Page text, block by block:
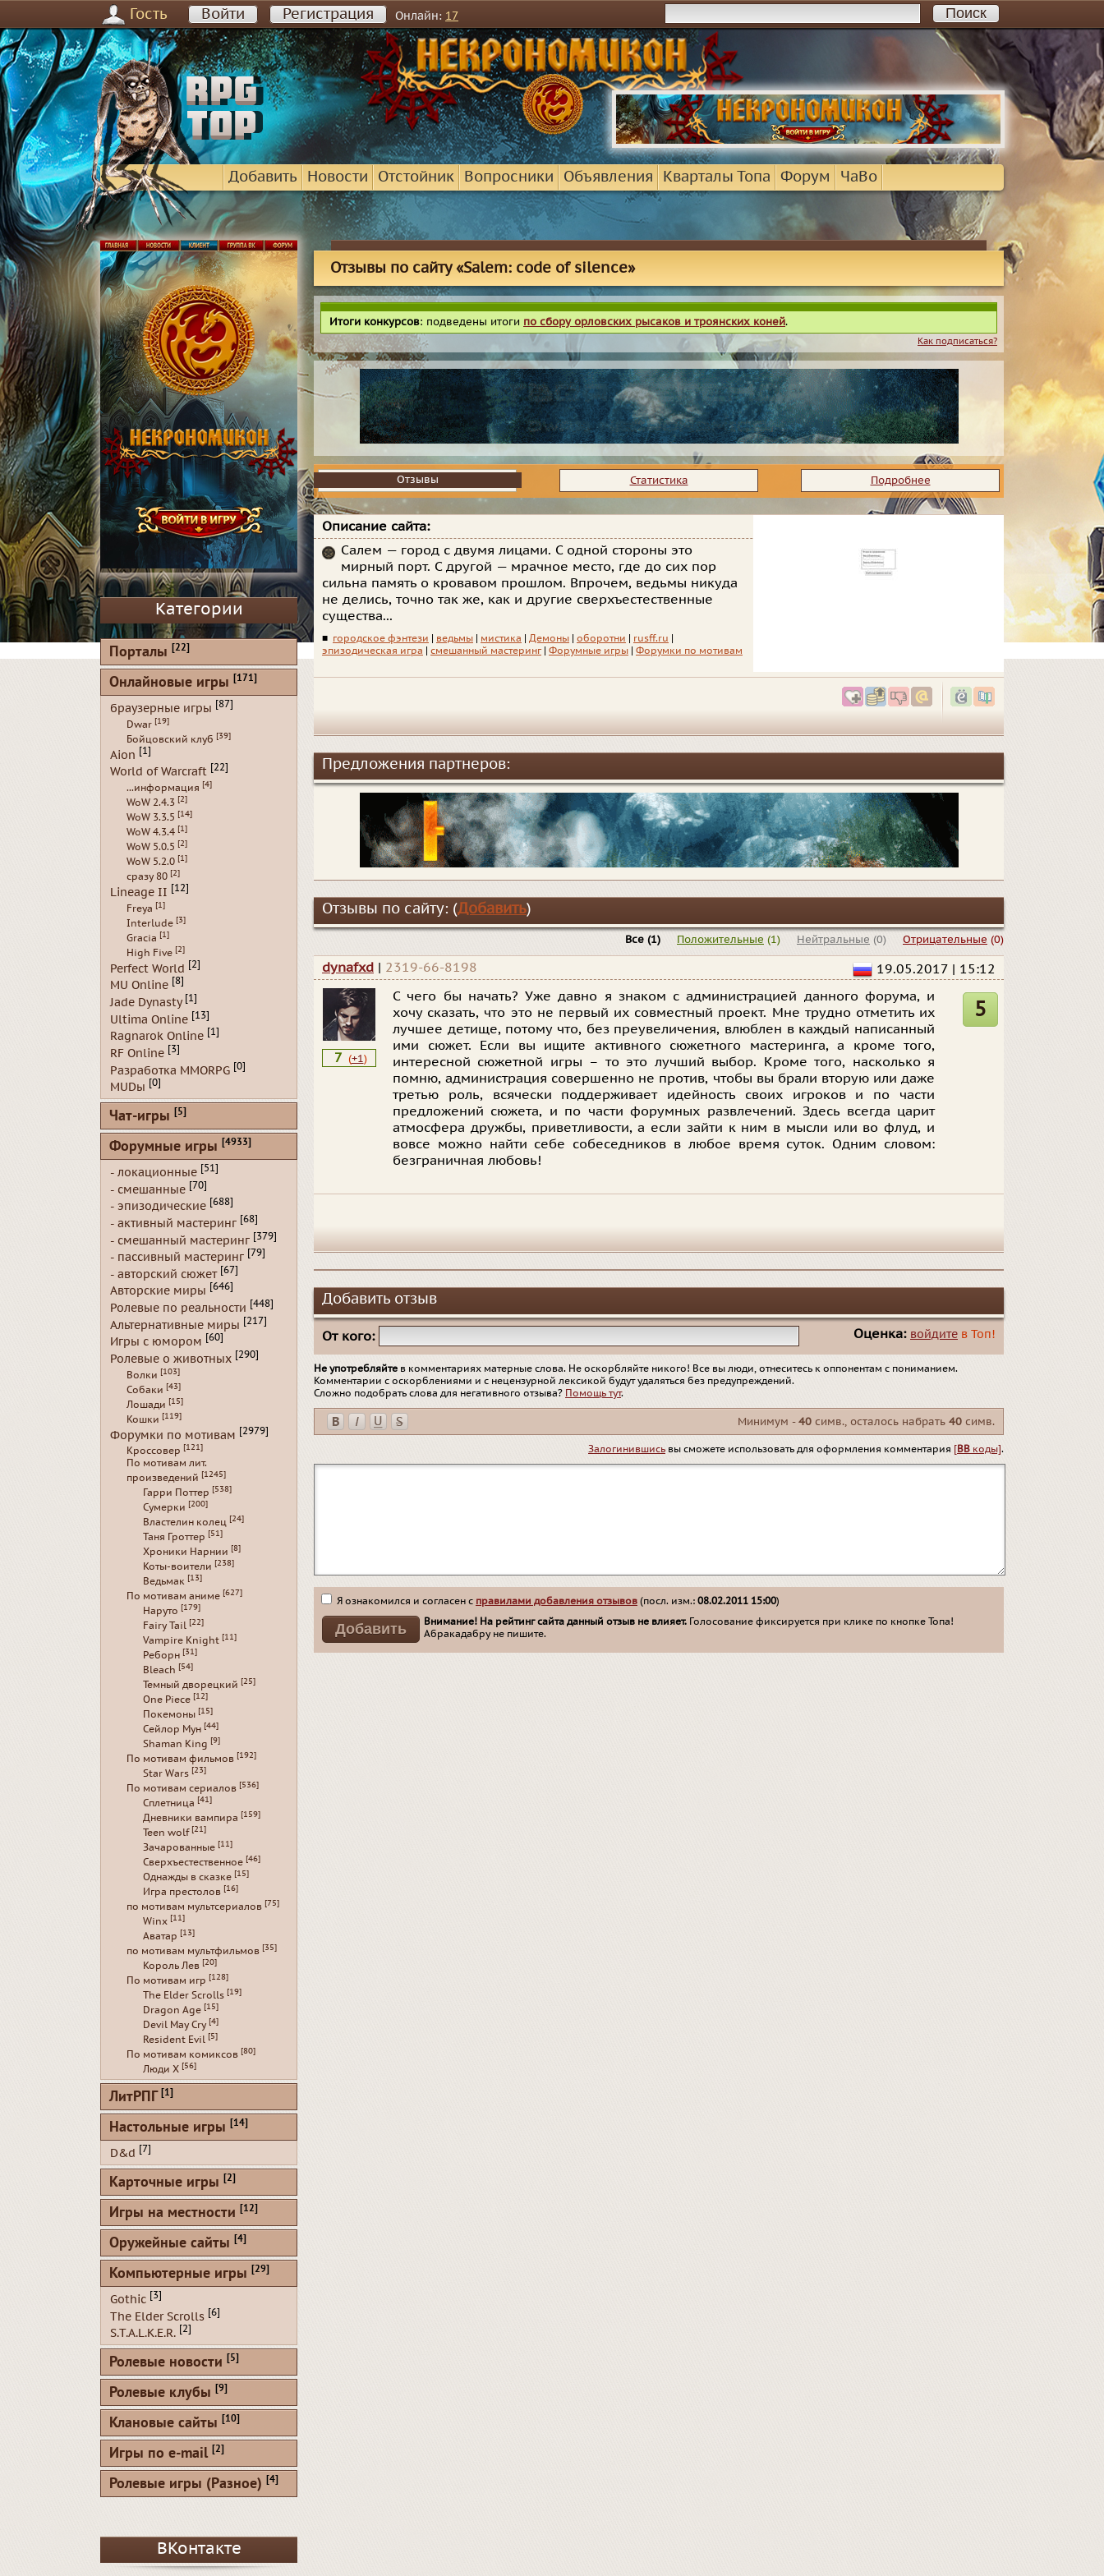
Гость Войти Регистрация Онлайн: 17
Добавить Новости Отстойник Вопросники Объявления Кварталы Топа Форум ЧаВо
Отзывы по сайту «Salem: code of silence»
Итоги конкурсов: подведены итоги по сбору орловских рысаков и троянских коней.
Как подписаться?
Отзывы
Отзывы Статистика Подробнее
Описание сайта:
Салем — город с двумя лицами. С одной стороны это
мирный порт. С другой — мрачное место, где до сих пор
сильна память о кровавом прошлом. Впрочем, ведьмы никуда
не делись, точно так же, как и другие сверхъестественные
существа...
■ городское фэнтези ведьмы мистика Демоны оборотни rusff.ru
эпизодическая игра
смешанный мастеринг Форумные игры Форумки по мотивам
Предложения партнеров:
Отзывы по сайту: (Добавить)
Отрицательные (0)
Нейтральные (0)
Положительные (1)
Все (1)
dynafxd | 2319-66-8198 19.05.2017 | 15:12
7 (+1)
С чего бы начать? Уже давно я знаком с администрацией данного форума, и
хочу сказать, что это не первый их совместный проект. Мне трудно отметить их
лучшее детище, потому что, без преувеличения, влюблен в каждый написанный
ими сюжет. Если вы ищите активного сюжетного мастеринга, а кроме того,
интересной сюжетной игры – то это лучший выбор. Кроме того, насколько я
помню, администрация совершенно не против, чтобы вы брали вторую или даже
третью роль, всячески поддерживает идейность своих игроков и по части
предложений сюжета, и по части форумных развлечений. Здесь всегда царит
атмосфера дружбы, приветливости, а если зайти к ним в мысли или во флуд, и
вовсе можно найти себе собеседников в любое время суток. Одним словом:
безграничная любовь!
5
Добавить отзыв
От кого: Оценка: войдите в Топ!
Не употребляйте в комментариях матерные слова. Не оскорбляйте никого! Все вы люди, отнеситесь к оппонентам с пониманием.
Комментарии с оскорблениями и с нецензурной лексикой будут удаляться без предупреждений.
Сложно подобрать слова для негативного отзыва? Помощь тут.
Минимум -40 симв., осталось набрать 40 симв.
Залогинившись вы сможете использовать для оформления комментария [BB коды].
Я ознакомился и согласен с правилами добавления отзывов (посл. изм.: 08.02.2011 15:00)
Внимание! На рейтинг сайта данный отзыв не влияет. Голосование фиксируется при клике по кнопке Топа!
Абракадабру не пишите.
Категории
Порталы [22]
Онлайновые игры [171]
браузерные игры [87]
Dwar [19]
Бойцовский клуб [39]
Aion [1]
World of Warcraft [22]
...информация [4]
WoW 2.4.3 [2]
WoW 3.3.5 [14]
WoW 4.3.4 [1]
WoW 5.0.5 [2]
WoW 5.2.0 [1]
сразу 80 [2]
Lineage II [12]
Freya [1]
Interlude [3]
Gracia [1]
High Five [2]
Perfect World [2]
MU Online [8]
Jade Dynasty [1]
Ultima Online [13]
Ragnarok Online [1]
RF Online [3]
Разработка MMORPG [0]
MUDы [0]
Чат-игры [5]
Форумные игры [4933]
- локационные [51]
- смешанные [70]
- эпизодические [688]
- активный мастеринг [68]
- смешанный мастеринг [379]
- пассивный мастеринг [79]
- авторский сюжет [67]
Авторские миры [646]
Ролевые по реальности [448]
Альтернативные миры [217]
Игры с юмором [60]
Ролевые о животных [290]
Волки [103]
Собаки [43]
Лошади [15]
Кошки [119]
Форумки по мотивам [2979]
Кроссовер [121]
По мотивам лит.
произведений [1245]
Гарри Поттер [538]
Сумерки [200]
Властелин колец [24]
Таня Гроттер [51]
Хроники Нарнии [8]
Коты-воители [238]
Ведьмак [13]
По мотивам аниме [627]
Наруто [179]
Fairy Tail [22]
Vampire Knight [11]
Реборн [31]
Bleach [54]
Темный дворецкий [25]
One Piece [12]
Покемоны [15]
Сейлор Мун [44]
Shaman King [9]
По мотивам фильмов [192]
Star Wars [23]
По мотивам сериалов [536]
Сплетница [41]
Дневники вампира [159]
Teen wolf [21]
Зачарованные [11]
Сверхъестественное [46]
Однажды в сказке [15]
Игра престолов [16]
по мотивам мультсериалов [75]
Winx [11]
Аватар [13]
по мотивам мультфильмов [35]
Король Лев [20]
По мотивам игр [128]
The Elder Scrolls [19]
Dragon Age [15]
Devil May Cry [4]
Resident Evil [5]
По мотивам комиксов [80]
Люди Х [56]
ЛитРПГ [1]
Настольные игры [14]
D&d [7]
Карточные игры [2]
Игры на местности [12]
Оружейные сайты [4]
Компьютерные игры [29]
Gothic [3]
The Elder Scrolls [6]
S.T.A.L.K.E.R. [2]
Ролевые новости [5]
Ролевые клубы [9]
Клановые сайты [10]
Игры по e-mail [2]
Ролевые игры (Разное) [4]
ВКонтакте